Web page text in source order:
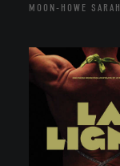
MOON-HOWE SARAH